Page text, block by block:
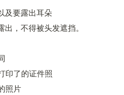
及要露出耳朵
，不得被头发遮挡。
印了的证件照
照片